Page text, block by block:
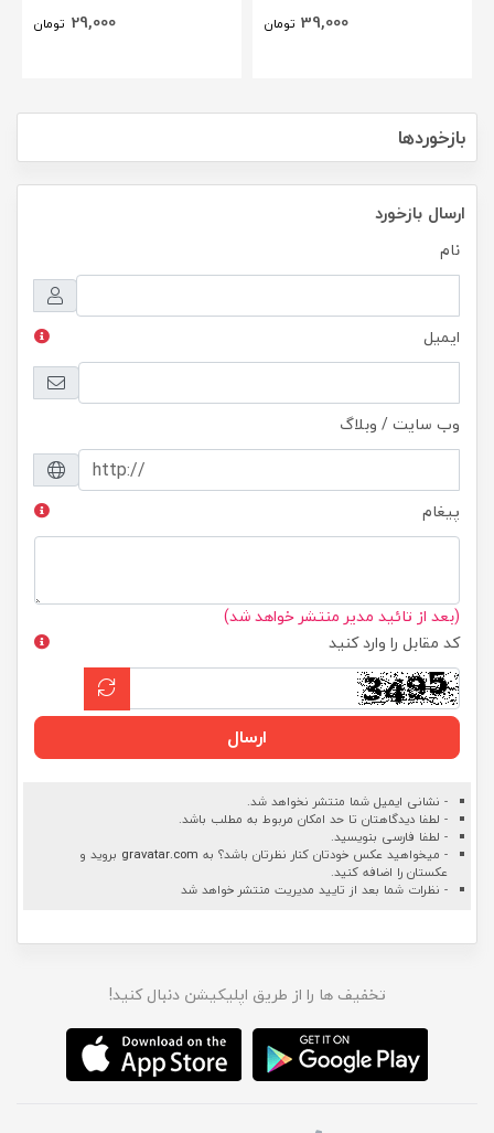
Screen Protector For Huawei
39,000 تومان 29,000 تومان
بازخوردها
ارسال بازخورد
نام
ایمیل
وب سایت / وبلاگ
پیغام
(بعد از تائید مدیر منتشر خواهد شد)
کد مقابل را وارد کنید
ارسال
- نشانی ایمیل شما منتشر نخواهد شد.
- لطفا دیدگاهتان تا حد امکان مربوط به مطلب باشد.
- لطفا فارسی بنویسید.
- میخواهید عکس خودتان کنار نظرتان باشد؟ به gravatar.com بروید و
عکستان را اضافه کنید.
- نظرات شما بعد از تایید مدیریت منتشر خواهد شد
تخفیف ها را از طریق اپلیکیشن دنبال کنید!